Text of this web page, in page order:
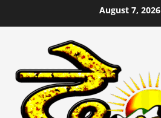
to
August 7, 2026